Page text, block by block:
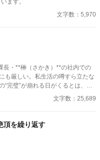
ます。
文字数：5,970
・**榊（さかき）**の社内での
も厳しい。私生活の噂すら立たな
“完璧”が崩れる日がくるとは、誰
な笑みを浮かべる青年。 ある
穏やかな口調を崩した。「……そ
すね」 疲労で僅かに緩んだ榊の表
はデスク越しに距離を詰める。
前では、もう」 指先が榊のネク
文字数：25,689
頂を繰り返す